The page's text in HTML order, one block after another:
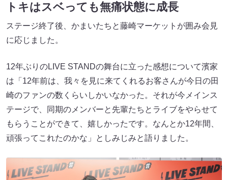
トキはスベっても無痛状態に成長
ステージ終了後、かまいたちと藤崎マーケットが囲み会見
に応じました。
12年ぶりのLIVE STANDの舞台に立った感想について濱家
は「12年前は、我々を見に来てくれるお客さんが今日の田
崎のファンの数くらいしかいなかった。それが今メインス
テージで、同期のメンバーと先輩たちとライブをやらせて
もらうことができて、嬉しかったです。なんとか12年間、
頑張ってこれたのかな」としみじみと語りました。